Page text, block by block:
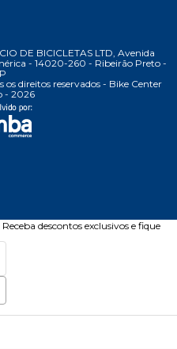
DE BICICLETAS LTD, Avenida
- 14020-260 - Ribeirão Preto -
direitos reservados - Bike Center
- 2026
Receba descontos exclusivos e fique